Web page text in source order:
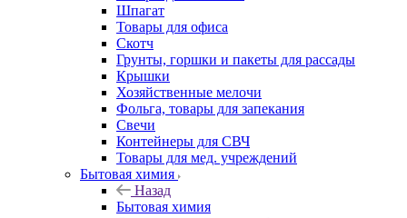
Шпагат
Товары для офиса
Скотч
Грунты, горшки и пакеты для рассады
Крышки
Хозяйственные мелочи
Фольга, товары для запекания
Свечи
Контейнеры для СВЧ
Товары для мед. учреждений
Бытовая химия
Назад
Бытовая химия